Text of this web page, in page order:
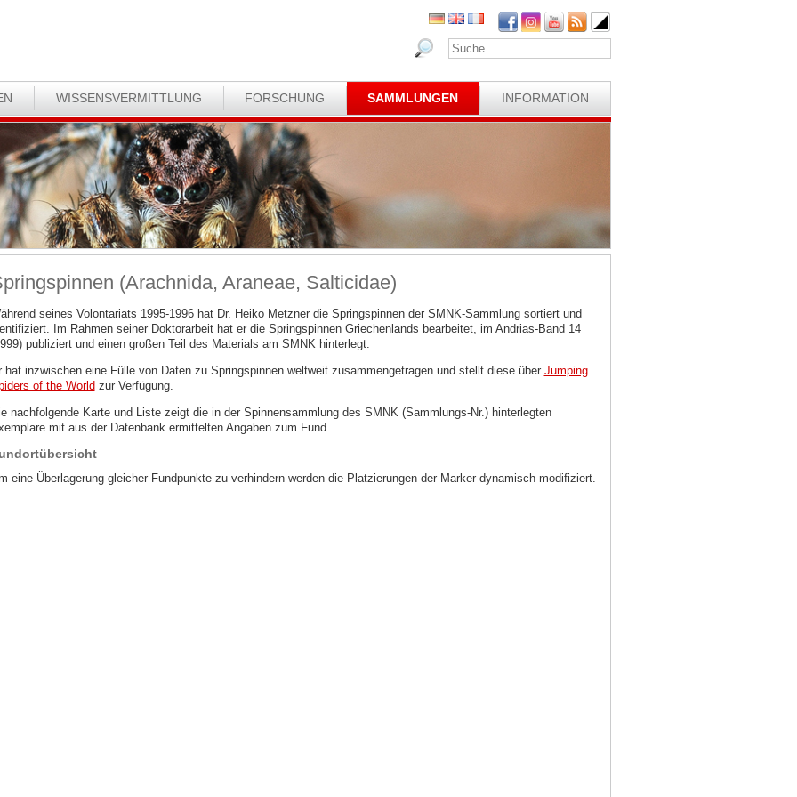
WISSENSVERMITTLUNG FORSCHUNG SAMMLUNGEN INFORMATION
(Arachnida, Araneae, Salticidae)
seines Volontariats 1995-1996 hat Dr. Heiko Metzner die Springspinnen der SMNK-Sammlung sortiert und
Im Rahmen seiner Doktorarbeit hat er die Springspinnen Griechenlands bearbeitet, im Andrias-Band 14
publiziert und einen großen Teil des Materials am SMNK hinterlegt.
hat inzwischen eine Fülle von Daten zu Springspinnen weltweit zusammengetragen und stellt diese über Jumping
of the World zur Verfügung.
nachfolgende Karte und Liste zeigt die in der Spinnensammlung des SMNK (Sammlungs-Nr.) hinterlegten
mit aus der Datenbank ermittelten Angaben zum Fund.
eine Überlagerung gleicher Fundpunkte zu verhindern werden die Platzierungen der Marker dynamisch modifiziert.